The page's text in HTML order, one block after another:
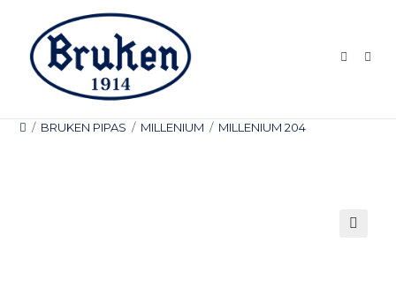
contenido
/ BRUKEN PIPAS / MILLENIUM / MILLENIUM 204